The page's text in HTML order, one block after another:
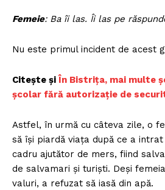
Femeie: Ba îi las. Îi las pe
Nu este primul incident de acest
Citește și În Bistrița, mai multe
școlar fără autorizație de
Astfel, în urmă cu câteva zile, o
să îşi piardă viaţa după ce a
cadru ajutător de mers, fiind
de salvamari şi turişti. Deşi
valuri, a refuzat să iasă din apă.